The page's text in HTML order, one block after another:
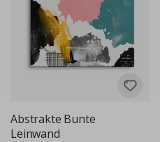
Abstrakte Bunte
Leinwand